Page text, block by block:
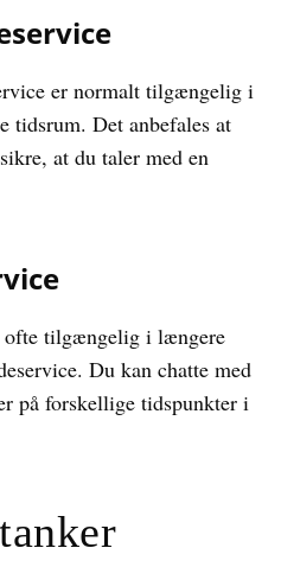
er normalt tilgængelig i
tidsrum. Det anbefales at
at du taler med en
ofte tilgængelig i længere
Du kan chatte med
på forskellige tidspunkter i